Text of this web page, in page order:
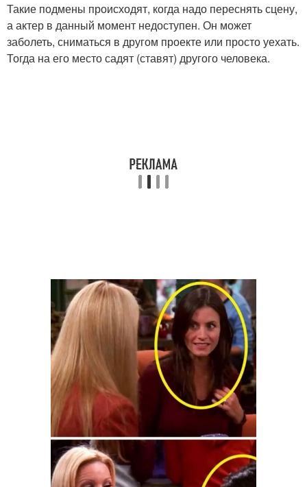
Такие подмены происходят, когда надо переснять сцену,
а актер в данный момент недоступен. Он может
заболеть, сниматься в другом проекте или просто уехать.
Тогда на его место садят (ставят) другого человека.